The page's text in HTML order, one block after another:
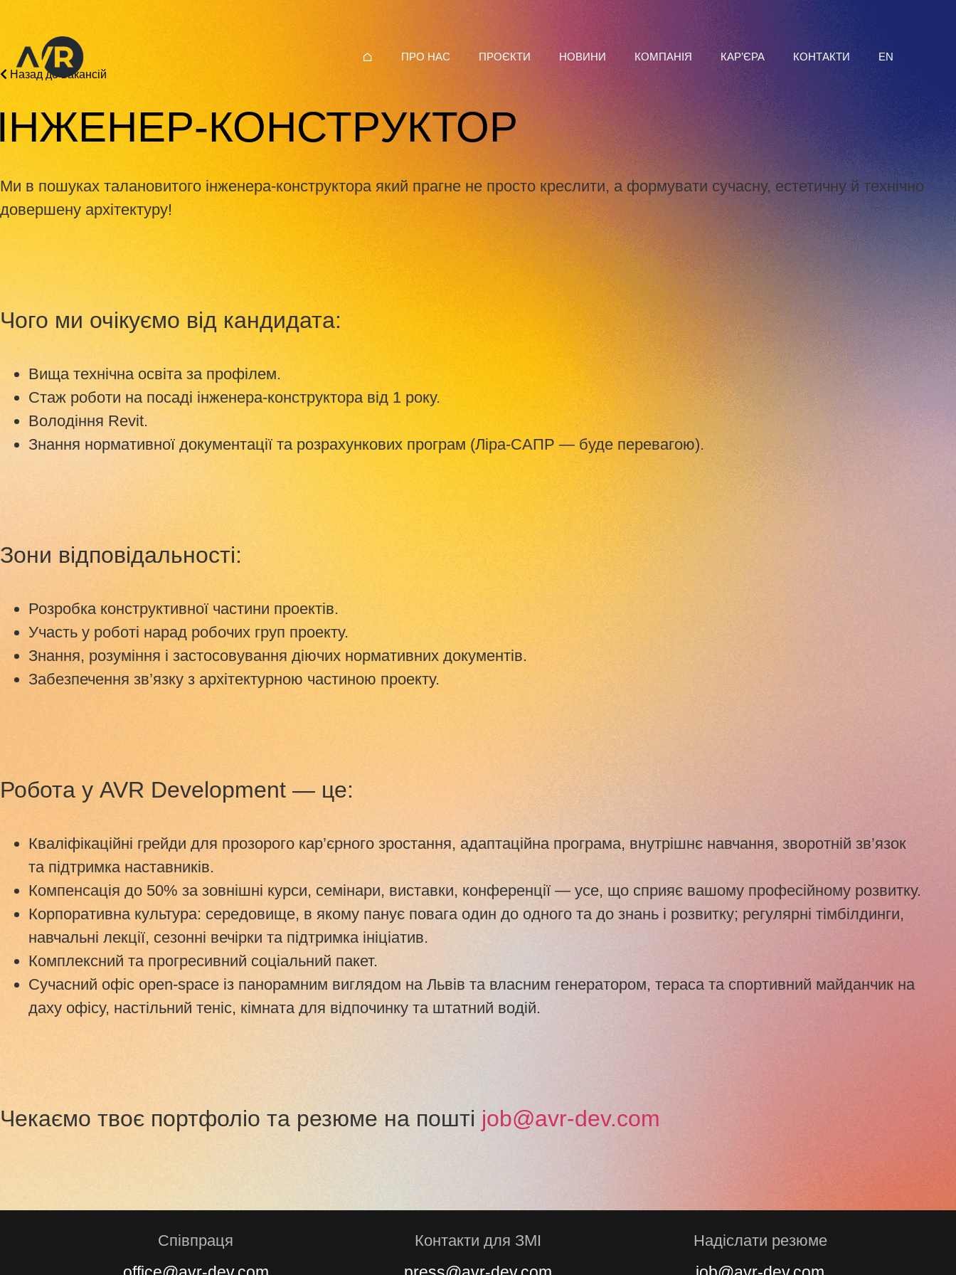
ПРО НАС ПРОЄКТИ НОВИНИ КОМПАНІЯ КАР’ЄРА КОНТАКТИ
EN
Назад до вакансій
КОНСТРУКТОР
Ми в пошуках талановитого інженера‑конструктора який прагне не просто креслити, а формувати сучасну, естетичну й технічно
довершену архітектуру!
Чого ми очікуємо від кандидата:
Вища технічна освіта за профілем.
Стаж роботи на посаді інженера-конструктора від 1 року.
Володіння Revit.
Знання нормативної документації та розрахункових програм (Ліра-САПР — буде перевагою).
Зони відповідальності:
Розробка конструктивної частини проектів.
Участь у роботі нарад робочих груп проекту.
Знання, розуміння і застосовування діючих нормативних документів.
Забезпечення зв’язку з архітектурною частиною проекту.
Робота у AVR Development — це:
Кваліфікаційні грейди для прозорого кар’єрного зростання, адаптаційна програма, внутрішнє навчання, зворотній зв’язок
та підтримка наставників.
Компенсація до 50% за зовнішні курси, семінари, виставки, конференції — усе, що сприяє вашому професійному розвитку.
Корпоративна культура: середовище, в якому панує повага один до одного та до знань і розвитку; регулярні тімбілдинги,
навчальні лекції, сезонні вечірки та підтримка ініціатив.
Комплексний та прогресивний соціальний пакет.
Сучасний офіс open-space із панорамним виглядом на Львів та власним генератором, тераса та спортивний майданчик на
даху офісу, настільний теніс, кімната для відпочинку та штатний водій.
Чекаємо твоє портфоліо та резюме на пошті job@avr-dev.com
Співпраця Контакти для ЗМІ Надіслати резюме